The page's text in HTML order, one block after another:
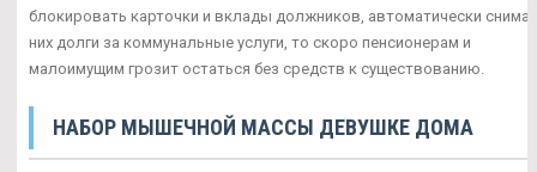
блокировать карточки и вклады должников, автоматически
них долги за коммунальные услуги, то скоро пенсионерам и
малоимущим грозит остаться без средств к существованию.
НАБОР МЫШЕЧНОЙ МАССЫ ДЕВУШКЕ ДОМА